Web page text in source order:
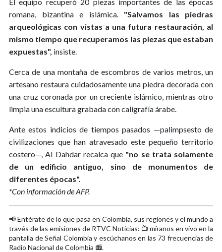
romana, bizantina e islámica."Salvamos las piedras
arqueológicas con vistas a una futura restauración, al
mismo tiempo que recuperamos las piezas que estaban
expuestas", insiste.
Cerca de una montaña de escombros de varios metros, un
artesano restaura cuidadosamente una piedra decorada con
una cruz coronada por un creciente islámico, mientras otro
limpia una escultura grabada con caligrafía árabe.
Ante estos indicios de tiempos pasados —palimpsesto de
civilizaciones que han atravesado este pequeño territorio
costero—, Al Dahdar recalca que "no se trata solamente
de un edificio antiguo, sino de monumentos de
diferentes épocas".
*Con información de AFP.
📢 Entérate de lo que pasa en Colombia, sus regiones y el mundo a
través de las emisiones de RTVC Noticias: 📺 míranos en vivo en la
pantalla de Señal Colombia y escúchanos en las 73 frecuencias de
Radio Nacional de Colombia 📻.